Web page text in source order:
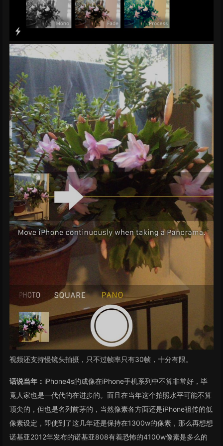
视频还支持慢镜头拍摄，只不过帧率只有30帧，十分有限。
话说当年： iPhone4s的成像在iPhone手机系列中不算非常好，毕
竟人家也是一代代的在进步的。而且在当年这个拍照水平可能不算
顶尖的，但也是名列前茅的，当然像素各方面还是iPhone祖传的低
像素设定，即使到了这几年还是保持在1300w的像素，那么再想想
诺基亚2012年发布的诺基亚808有着恐怖的4100w像素是多么的